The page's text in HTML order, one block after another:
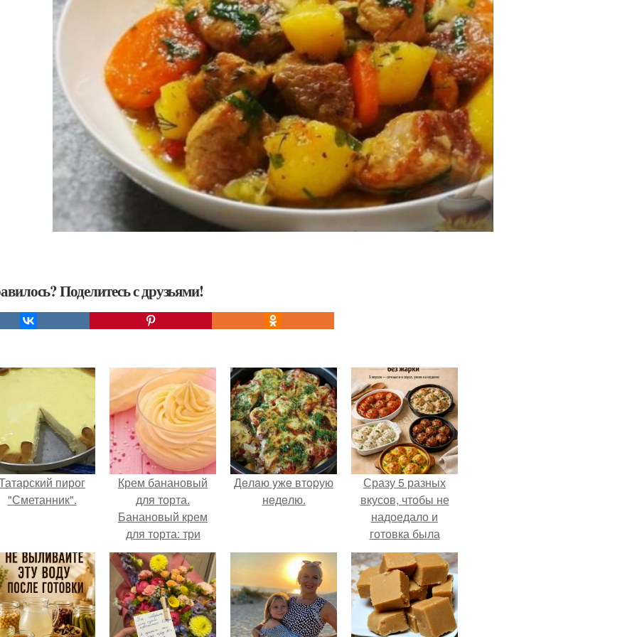
Поделитесь с друзьями!
пирог
"Сметанник".
Крем банановый
для торта.
Банановый крем
для торта: три
рецепта как
приготовить.
Дeлaю yжe втopую
нeдeлю.
Сразу 5 разных
вкусов, чтобы не
надоедало и
готовка была
проще.